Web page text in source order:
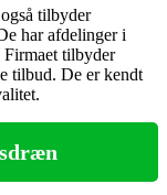
tilbyder
har afdelinger i
tilbyder
tilbud. De er kendt